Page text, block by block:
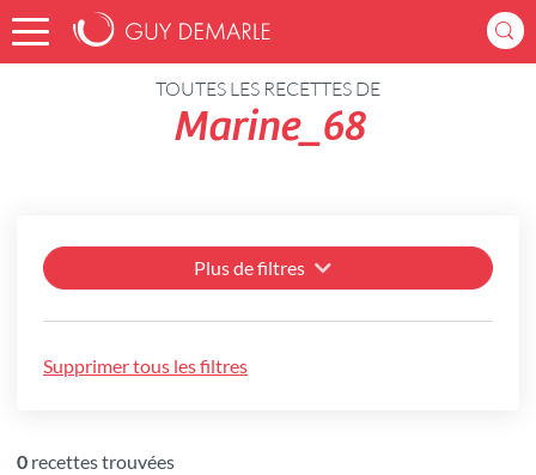
Accueil Recettes
TOUTES LES RECETTES DE
Marine_68
Plus de filtres
Supprimer tous les filtres
0 recettes trouvées